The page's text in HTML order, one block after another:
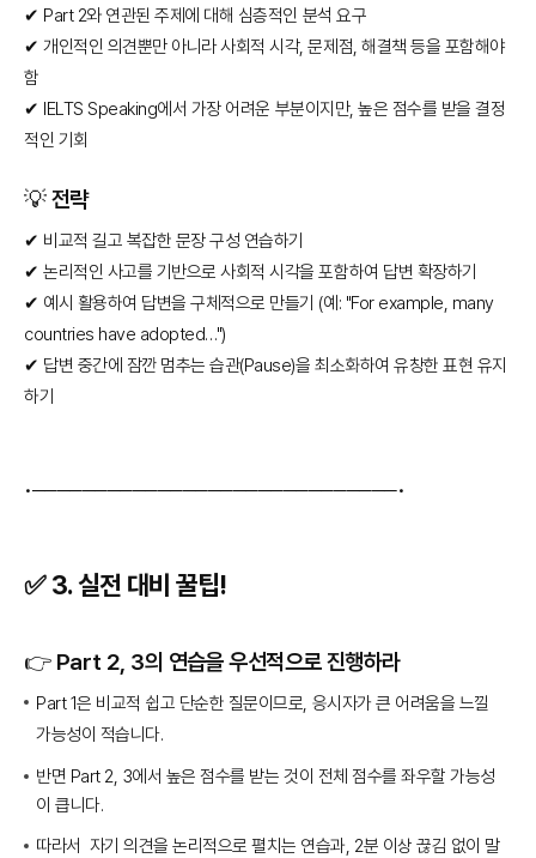
✔ Part 2와 연관된 주제에 대해 심층적인 분석 요구
✔ 개인적인 의견뿐만 아니라 사회적 시각, 문제점, 해결책 등을 포함해야
함
✔ IELTS Speaking에서 가장 어려운 부분이지만, 높은 점수를 받을 결정
적인 기회
💡 전략
✔ 비교적 길고 복잡한 문장 구성 연습하기
✔ 논리적인 사고를 기반으로 사회적 시각을 포함하여 답변 확장하기
✔ 예시 활용하여 답변을 구체적으로 만들기 (예: "For example, many
countries have adopted…")
✔ 답변 중간에 잠깐 멈추는 습관(Pause)을 최소화하여 유창한 표현 유지
하기
•─────────────────────────────•
✅ 3.실전 대비 꿀팁!
👉 Part 2, 3의 연습을 우선적으로 진행하라
Part 1은 비교적 쉽고 단순한 질문이므로, 응시자가 큰 어려움을 느낄
가능성이 적습니다.
반면 Part 2, 3에서 높은 점수를 받는 것이 전체 점수를 좌우할 가능성
이 큽니다.
따라서 자기 의견을 논리적으로 펼치는 연습과, 2분 이상 끊김 없이 말